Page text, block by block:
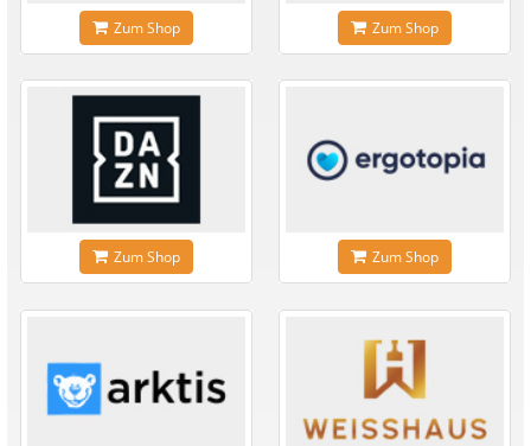
Zum Shop Zum Shop
Zum Shop Zum Shop